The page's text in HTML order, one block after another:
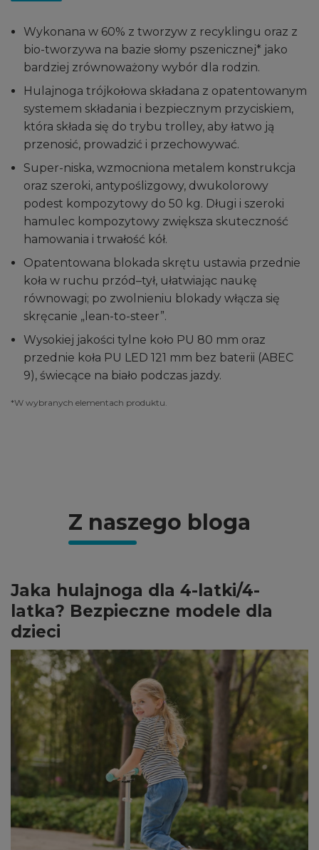
Wykonana w 60% z tworzyw z recyklingu oraz z
bio-tworzywa na bazie słomy pszenicznej* jako
bardziej zrównoważony wybór dla rodzin.
Hulajnoga trójkołowa składana z opatentowanym
systemem składania i bezpiecznym przyciskiem,
która składa się do trybu trolley, aby łatwo ją
przenosić, prowadzić i przechowywać.
Super-niska, wzmocniona metalem konstrukcja
oraz szeroki, antypoślizgowy, dwukolorowy
podest kompozytowy do 50 kg. Długi i szeroki
hamulec kompozytowy zwiększa skuteczność
hamowania i trwałość kół.
Opatentowana blokada skrętu ustawia przednie
koła w ruchu przód–tył, ułatwiając naukę
równowagi; po zwolnieniu blokady włącza się
skręcanie „lean-to-steer”.
Wysokiej jakości tylne koło PU 80 mm oraz
przednie koła PU LED 121 mm bez baterii (ABEC
9), świecące na biało podczas jazdy.
*W wybranych elementach produktu.
Z naszego bloga
Jaka hulajnoga dla 4-latki/4-
latka? Bezpieczne modele dla
dzieci